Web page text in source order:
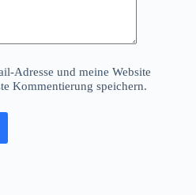
Adresse und meine Website
Kommentierung speichern.